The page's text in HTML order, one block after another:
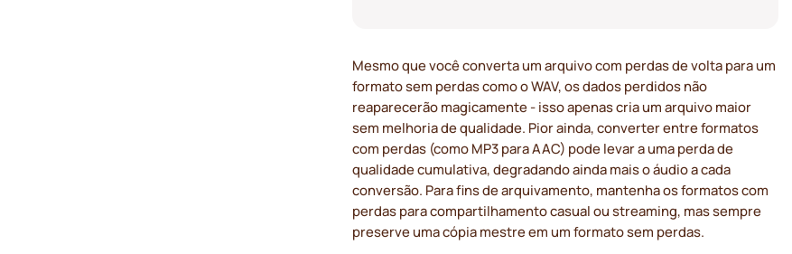
Mesmo que você converta um arquivo com perdas de volta para um
formato sem perdas como o WAV, os dados perdidos não
reaparecerão magicamente - isso apenas cria um arquivo maior
sem melhoria de qualidade. Pior ainda, converter entre formatos
com perdas (como MP3 para AAC) pode levar a uma perda de
qualidade cumulativa, degradando ainda mais o áudio a cada
conversão. Para fins de arquivamento, mantenha os formatos com
perdas para compartilhamento casual ou streaming, mas sempre
preserve uma cópia mestre em um formato sem perdas.